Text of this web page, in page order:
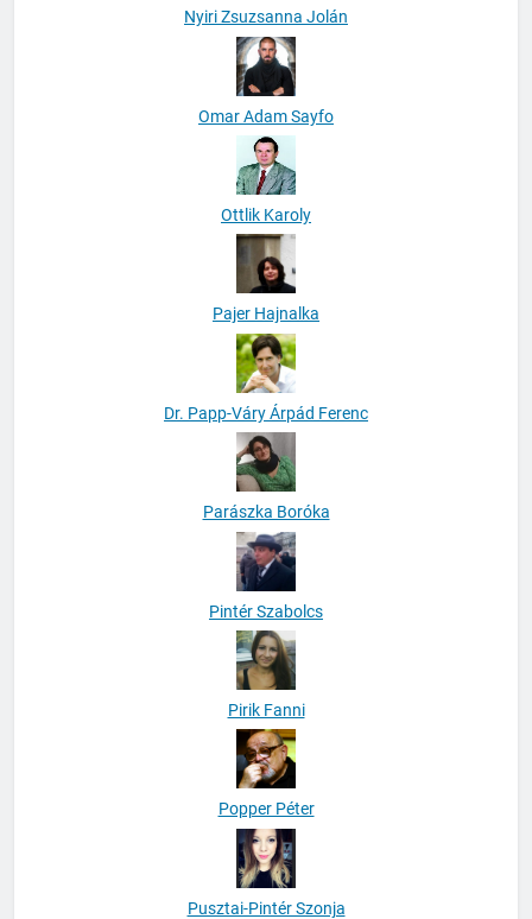
Nyiri Zsuzsanna Jolán
Omar Adam Sayfo
Ottlik Karoly
Pajer Hajnalka
Dr. Papp-Váry Árpád Ferenc
Parászka Boróka
Pintér Szabolcs
Pirik Fanni
Popper Péter
Pusztai-Pintér Szonja